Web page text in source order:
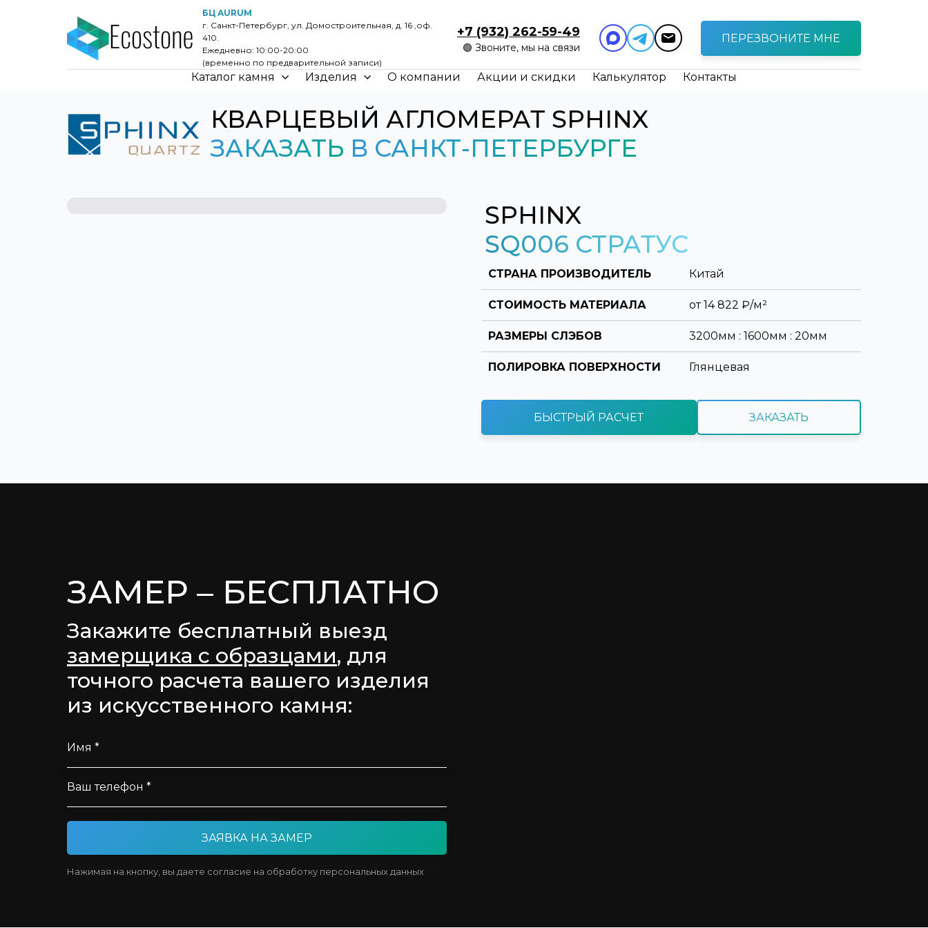
БЦ AURUM
г. Санкт-Петербург, ул. Домостроительная, д. 16 ,оф.
410.
Ежедневно: 10:00-20:00
(временно по предварительной записи)
+7 (932) 262-59-49
🟢 Звоните, мы на связи
ПЕРЕЗВОНИТЕ МНЕ
Каталог камня Изделия О компании Акции и скидки Калькулятор Контакты
КВАРЦЕВЫЙ АГЛОМЕРАТ SPHINX
ЗАКАЗАТЬ В САНКТ-ПЕТЕРБУРГЕ
SPHINX
SQ006 СТРАТУС
СТРАНА ПРОИЗВОДИТЕЛЬ Китай
СТОИМОСТЬ МАТЕРИАЛА от14 822 ₽/м²
РАЗМЕРЫ СЛЭБОВ 3200мм : 1600мм : 20мм
ПОЛИРОВКА ПОВЕРХНОСТИ Глянцевая
БЫСТРЫЙ РАСЧЕТ ЗАКАЗАТЬ
ЗАМЕР – БЕСПЛАТНО
Закажите бесплатный выезд
замерщика с образцами, для
точного расчета вашего изделия
из искусственного камня:
Имя *
Ваш телефон *
ЗАЯВКА НА ЗАМЕР
Нажимая на кнопку, вы даете согласие на обработку персональных данных